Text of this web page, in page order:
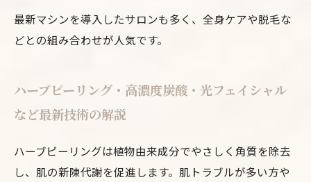
最新マシンを導入したサロンも多く、全身ケアや脱毛な
どとの組み合わせが人気です。
ハーブピーリング・高濃度炭酸・光フェイシャル
など最新技術の解説
ハーブピーリングは植物由来成分でやさしく角質を除去
し、肌の新陳代謝を促進します。肌トラブルが多い方や